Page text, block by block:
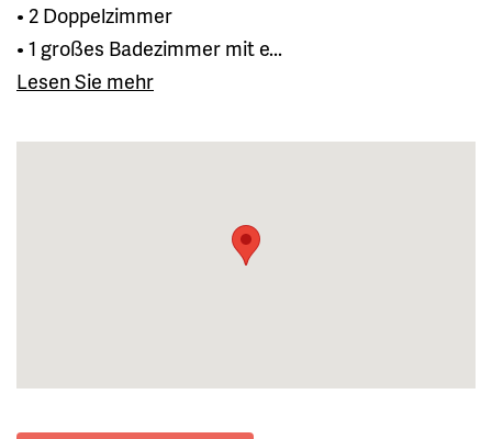
• 2 Doppelzimmer
• 1 großes Badezimmer mit e...
Lesen Sie mehr